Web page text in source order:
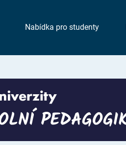
Nabídka pro studenty